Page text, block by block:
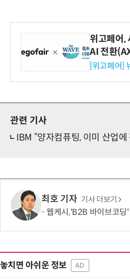
위고페어
AI 전환
시엄 선정
[위고페어]
관련 기사
IBM “양자컴퓨팅, 이미 산업
최호 기자 기사 더보기
웹케시,'B2B 바이브코딩' 플랫폼
놓치면 아쉬운 정보 AD